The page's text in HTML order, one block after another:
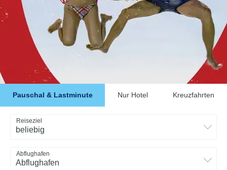
Pauschal & Lastminute Nur Hotel Kreuzfahrten
Reiseziel
beliebig
Abflughafen
Abflughafen